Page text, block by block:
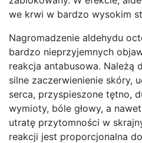
we krwi w bardzo wysokim
Nagromadzenie aldehydu
bardzo nieprzyjemnych
reakcja antabusowa. Należą
silne zaczerwienienie skóry,
serca, przyspieszone tętno,
wymioty, bóle głowy, a
utratę przytomności w
reakcji jest proporcjonalna